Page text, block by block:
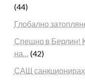
(44)
Глобално
Спешно в Берлин!
на… (42)
САЩ